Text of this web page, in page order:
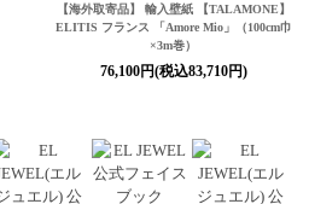
【海外取寄品】 輸入壁紙 【TALAMONE】
ELITIS フランス 「Amore Mio」（100cm巾
×3m巻）
76,100円(税込83,710円)